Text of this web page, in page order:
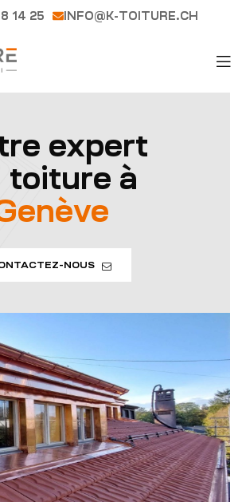
14 25 INFO@K-TOITURE.CH
expert
toiture à
NOUS